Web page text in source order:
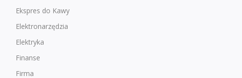
Ekspres do Kawy
Elektronarzędzia
Elektryka
Finanse
Firma